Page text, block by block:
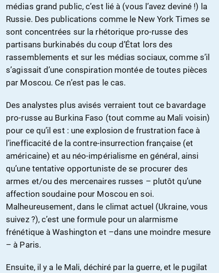
médias grand public, c’est lié à (vous l’avez deviné !) la
Russie. Des publications comme le New York Times se
sont concentrées sur la rhétorique pro-russe des
partisans burkinabés du coup d’État lors des
rassemblements et sur les médias sociaux, comme s’il
s’agissait d’une conspiration montée de toutes pièces
par Moscou. Ce n’est pas le cas.
Des analystes plus avisés verraient tout ce bavardage
pro-russe au Burkina Faso (tout comme au Mali voisin)
pour ce qu’il est : une explosion de frustration face à
l’inefficacité de la contre-insurrection française (et
américaine) et au néo-impérialisme en général, ainsi
qu’une tentative opportuniste de se procurer des
armes et/ou des mercenaires russes – plutôt qu’une
affection soudaine pour Moscou en soi.
Malheureusement, dans le climat actuel (Ukraine, vous
suivez ?), c’est une formule pour un alarmisme
frénétique à Washington et –dans une moindre mesure
– à Paris.
Ensuite, il y a le Mali, déchiré par la guerre, et le pugilat